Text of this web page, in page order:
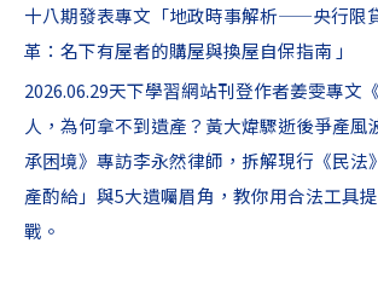
十八期發表專文「地政時事解析——央行限
革：名下有屋者的購屋與換屋自保指南 」
2026.06.29天下學習網站刊登作者姜雯專文
人，為何拿不到遺產？黃大煒驟逝後爭產風
承困境》專訪李永然律師，拆解現行《民法
產酌給」與5大遺囑眉角，教你用合法工具
戰。